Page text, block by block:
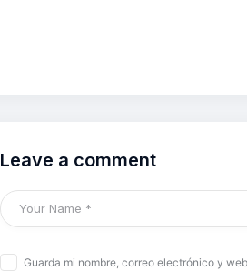
Leave a comment
Guarda mi nombre, correo electrónico y